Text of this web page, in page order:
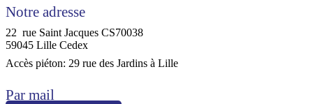
Notre adresse
22 rue Saint Jacques CS70038
59045 Lille Cedex
Accès piéton: 29 rue des Jardins à Lille
Par mail